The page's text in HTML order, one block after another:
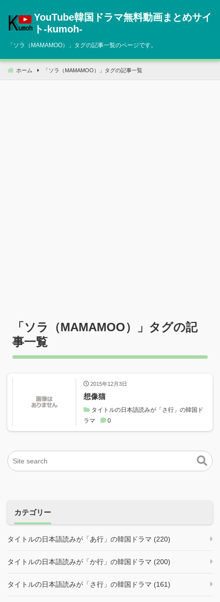
へ
動
YouTube韓国ドラマ無料動画まとめサイ
ト‐kumoh‐
「ソラ（MAMAMOO） 」タグの記事一覧のページです。
ホーム 「 ソラ（MAMAMOO） 」タグの記事一覧
「ソラ（MAMAMOO）
」タグの記
事一覧
2015年12月3日
想像猫
タイトルの日本語読みが「さ行」の韓国ド
ラマ
0
カテゴリー
タイトルの日本語読みが「あ行」の韓国ドラマ (220)
タイトルの日本語読みが「か行」の韓国ドラマ (200)
タイトルの日本語読みが「さ行」の韓国ドラマ (161)